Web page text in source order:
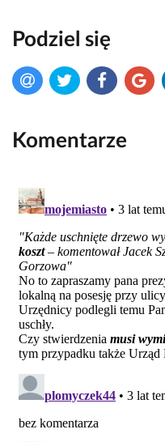
Podziel się
Komentarze